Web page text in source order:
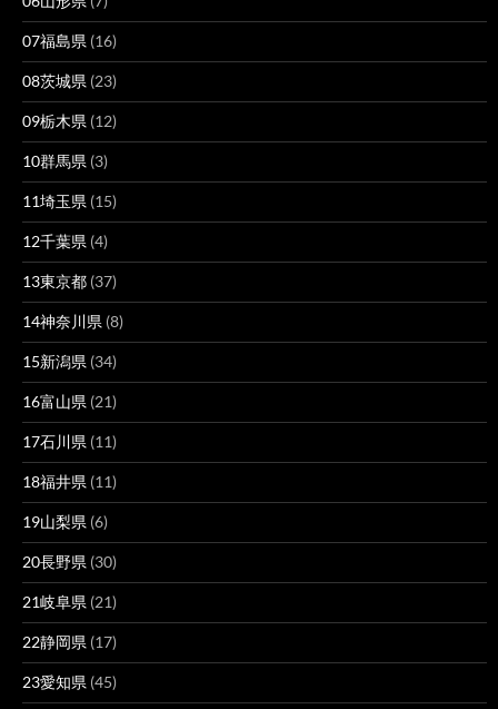
07福島県 (16)
08茨城県 (23)
09栃木県 (12)
10群馬県 (3)
11埼玉県 (15)
12千葉県 (4)
13東京都 (37)
14神奈川県 (8)
15新潟県 (34)
16富山県 (21)
17石川県 (11)
18福井県 (11)
19山梨県 (6)
20長野県 (30)
21岐阜県 (21)
22静岡県 (17)
23愛知県 (45)